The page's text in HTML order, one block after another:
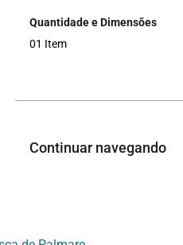
Quantidade e Dimensões
01 Item
Continuar navegando